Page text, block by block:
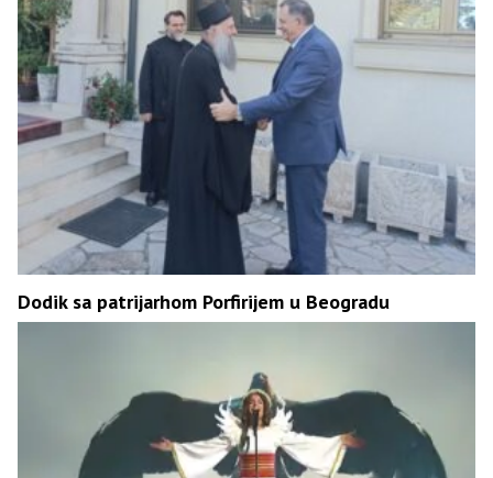
Dodik sa patrijarhom Porfirijem u Beogradu